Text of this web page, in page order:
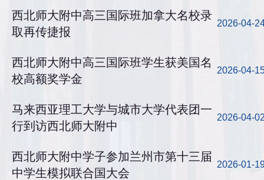
西北师大附中高三国际班加拿大名校录
取再传捷报
2026-04-
西北师大附中高三国际班学生获美国名
校高额奖学金
2026-04-
马来西亚理工大学与城市大学代表团一
行到访西北师大附中
2026-04-
西北师大附中学子参加兰州市第十三届
中学生模拟联合国大会
2026-01-